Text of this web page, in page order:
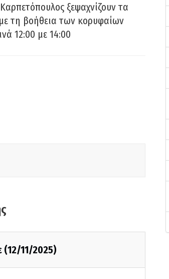
ξεψαχνίζουν τα
τη βοήθεια των κορυφαίων
12:00 με 14:00
(12/11/2025)